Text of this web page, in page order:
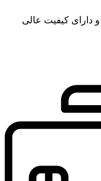
دارای کیفیت عالی